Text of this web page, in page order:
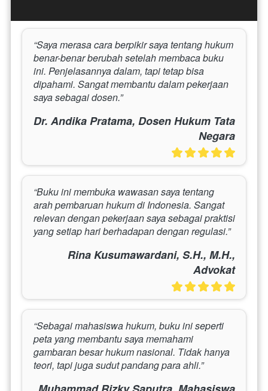
“Saya merasa cara berpikir saya tentang hukum
benar-benar berubah setelah membaca buku
ini. Penjelasannya dalam, tapi tetap bisa
dipahami. Sangat membantu dalam pekerjaan
saya sebagai dosen.”
Dr. Andika Pratama, Dosen Hukum Tata
Negara
“Buku ini membuka wawasan saya tentang
arah pembaruan hukum di Indonesia. Sangat
relevan dengan pekerjaan saya sebagai praktisi
yang setiap hari berhadapan dengan regulasi.”
Rina Kusumawardani, S.H., M.H.,
Advokat
“Sebagai mahasiswa hukum, buku ini seperti
peta yang membantu saya memahami
gambaran besar hukum nasional. Tidak hanya
teori, tapi juga sudut pandang para ahli.”